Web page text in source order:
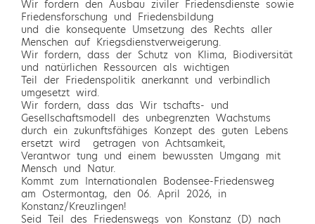
Wir fordern den Ausbau ziviler Friedensdienste sowie
Friedensforschung und Friedensbildung 
und die konsequente Umsetzung des Rechts aller
Menschen auf Kriegsdienstverweigerung.
Wir fordern, dass der Schutz von Klima, Biodiversität
und natürlichen Ressourcen als wichtigen
Teil der Friedenspolitik anerkannt und verbindlich
umgesetzt wird.
Wir fordern, dass das Wir tschafts- und
Gesellschaftsmodell des unbegrenzten Wachstums
durch ein zukunftsfähiges Konzept des guten Lebens
ersetzt wird  getragen von Achtsamkeit,
Verantwor tung und einem bewussten Umgang mit
Mensch und Natur.
Kommt zum Internationalen Bodensee-Friedensweg
am Ostermontag, den 06. April 2026, in
Konstanz/Kreuzlingen!
Seid Teil des Friedenswegs von Konstanz (D) nach